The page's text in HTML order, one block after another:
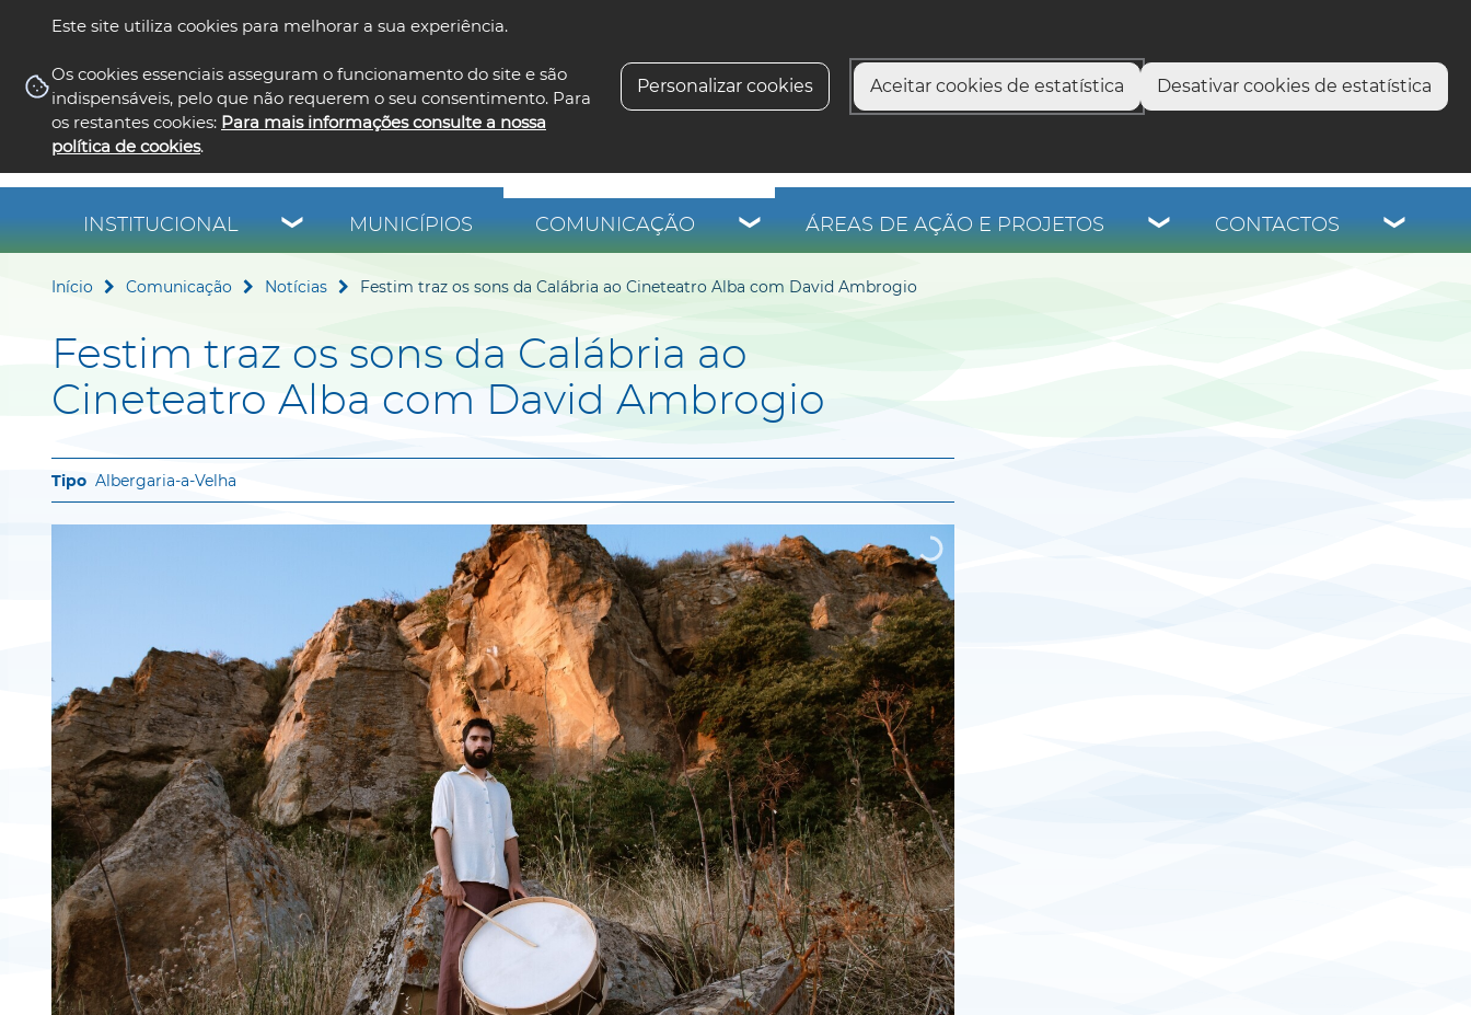
Este site utiliza cookies para melhorar a sua experiência.
Os cookies essenciais asseguram o funcionamento do site e são
indispensáveis, pelo que não requerem o seu consentimento. Para
os restantes cookies: Para mais informações consulte a nossa
política de cookies.
Personalizar cookies Aceitar cookies de estatística Desativar cookies de estatística
INSTITUCIONAL MUNICÍPIOS COMUNICAÇÃO ÁREAS DE AÇÃO E PROJETOS CONTACTOS
Início Comunicação Notícias Festim traz os sons da Calábria ao Cineteatro Alba com David Ambrogio
Festim traz os sons da Calábria ao
Cineteatro Alba com David Ambrogio
Albergaria-a-Velha